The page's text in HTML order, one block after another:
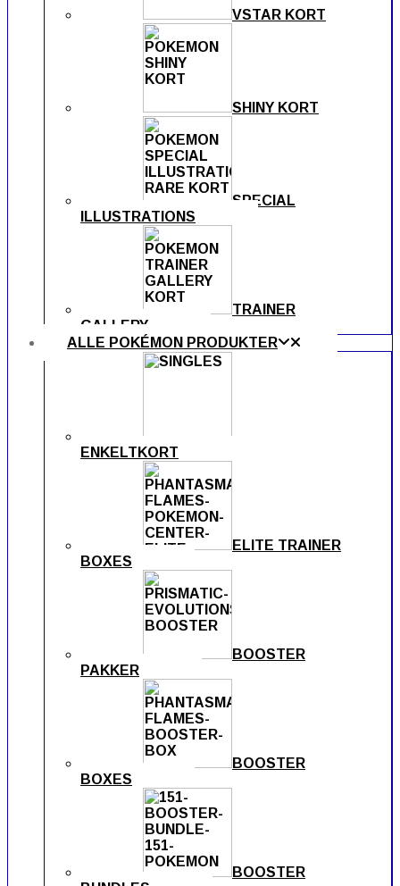
VSTAR KORT
SHINY KORT
SPECIAL
ILLUSTRATIONS
TRAINER
GALLERY
ALLE POKÉMON PRODUKTER
ENKELTKORT
ELITE TRAINER
BOXES
BOOSTER
PAKKER
BOOSTER
BOXES
BOOSTER